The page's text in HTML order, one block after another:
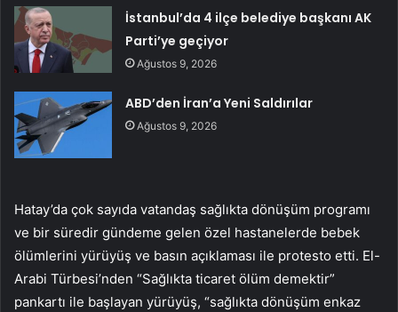
İstanbul’da 4 ilçe belediye başkanı AK
Parti’ye geçiyor
Ağustos 9, 2026
ABD’den İran’a Yeni Saldırılar
Ağustos 9, 2026
Hatay’da çok sayıda vatandaş sağlıkta dönüşüm programı
ve bir süredir gündeme gelen özel hastanelerde bebek
ölümlerini yürüyüş ve basın açıklaması ile protesto etti. El-
Arabi Türbesi’nden “Sağlıkta ticaret ölüm demektir”
pankartı ile başlayan yürüyüş, “sağlıkta dönüşüm enkaz